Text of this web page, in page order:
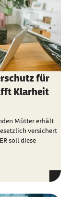
für
Klarheit
Mütter erhält
versichert
soll diese